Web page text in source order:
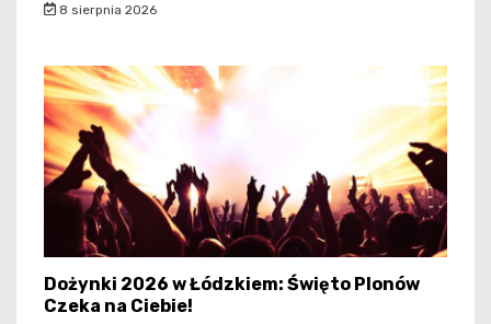
8 sierpnia 2026
Dożynki 2026 w Łódzkiem: Święto Plonów
Czeka na Ciebie!